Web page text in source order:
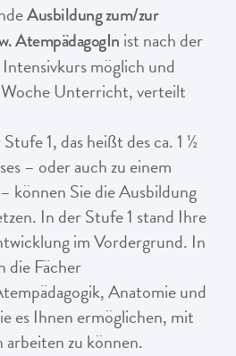
Ausbildung zum/zur
AtempädagogIn ist nach der
möglich und
Woche Unterricht, verteilt
1, das heißt des ca. 1 ½
– oder auch zu einem
können Sie die Ausbildung
In der Stufe 1 stand Ihre
im Vordergrund. In
die Fächer
Anatomie und
es Ihnen ermöglichen, mit
zu können.